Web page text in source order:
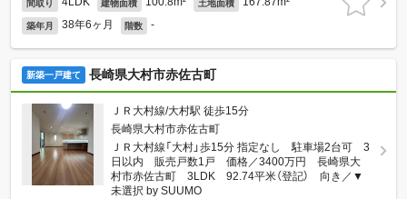
間取り 建物面積 土地面積
築年月 38年6ヶ月 階数 -
新築一戸建て 長崎県大村市赤佐古町
ＪＲ大村線/大村駅 徒歩15分
長崎県大村市赤佐古町
ＪＲ大村線「大村」歩15分 指定なし 駐車場2台可 3
日以内 販売戸数1戸 価格／3400万円 長崎県大
村市赤佐古町 3LDK 92.74平米（登記） 向き／▼
未選択 by SUUMO